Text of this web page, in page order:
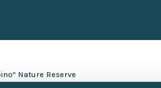
Nature Reserve